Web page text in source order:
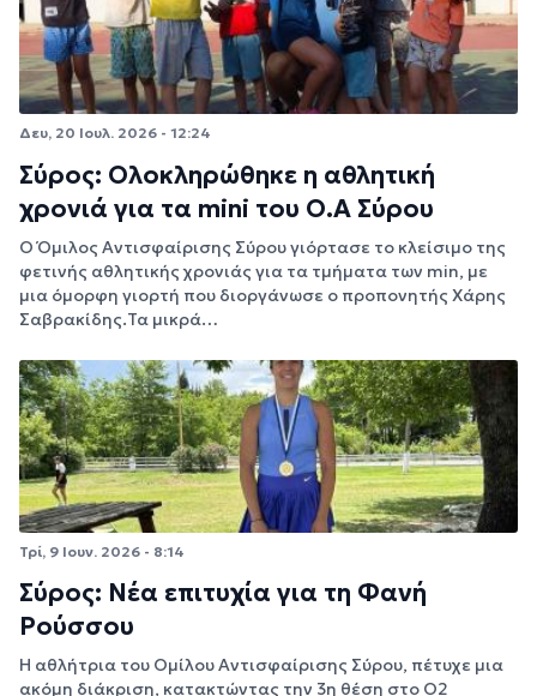
Δευ, 20 Ιουλ. 2026 - 12:24
Σύρος: Ολοκληρώθηκε η αθλητική
χρονιά για τα mini του Ο.Α Σύρου
Ο Όμιλος Αντισφαίρισης Σύρου γιόρτασε το κλείσιμο της
φετινής αθλητικής χρονιάς για τα τμήματα των min, με
μια όμορφη γιορτή που διοργάνωσε ο προπονητής Χάρης
Σαβρακίδης.Τα μικρά…
Τρί, 9 Ιουν. 2026 - 8:14
Σύρος: Νέα επιτυχία για τη Φανή
Ρούσσου
Η αθλήτρια του Ομίλου Αντισφαίρισης Σύρου, πέτυχε μια
ακόμη διάκριση, κατακτώντας την 3η θέση στο Ο2